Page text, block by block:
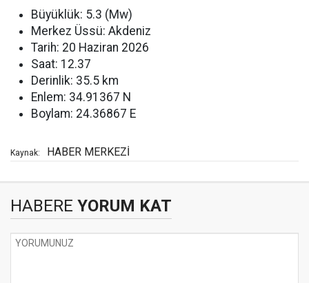
Büyüklük: 5.3 (Mw)
Merkez Üssü: Akdeniz
Tarih: 20 Haziran 2026
Saat: 12.37
Derinlik: 35.5 km
Enlem: 34.91367 N
Boylam: 24.36867 E
Kaynak: HABER MERKEZİ
HABERE YORUM KAT